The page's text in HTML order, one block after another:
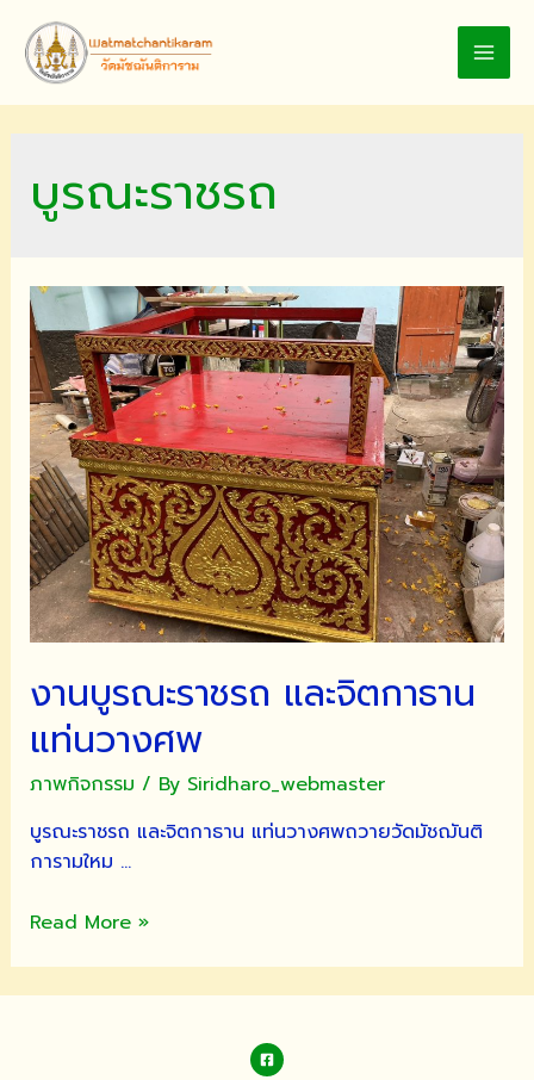
content
บูรณะราชรถ
งานบูรณะราชรถ และจิตกาธาน
แท่นวางศพ
ภาพกิจกรรม / By Siridharo_webmaster
บูรณะราชรถ และจิตกาธาน แท่นวางศพถวายวัดมัชฌันติ
การามใหม …
งาน
Read More »